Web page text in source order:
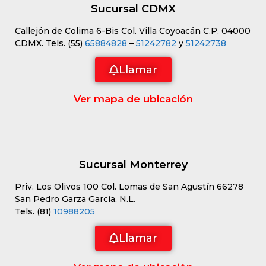
Sucursal CDMX
Callejón de Colima 6-Bis Col. Villa Coyoacán C.P. 04000
CDMX. Tels. (55) 65884828 – 51242782 y 51242738
Llamar
Ver mapa de ubicación
Sucursal Monterrey
Priv. Los Olivos 100 Col. Lomas de San Agustín 66278
San Pedro Garza García, N.L.
Tels. (81) 10988205
Llamar